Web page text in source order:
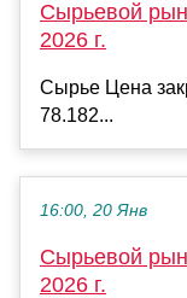
Сырьевой
2026 г.
Сырье Цена
78.182...
16:00, 20 Янв
Сырьевой
2026 г.